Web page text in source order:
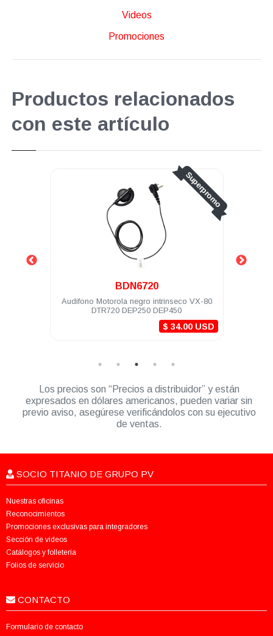
Videos
Promociones
Productos relacionados
con este artículo
Superpromo
BDN6720
Audifono Motorola negro intrinseco VX-80
DTR720 DEP250 DEP450
$ 34.00 USD
Los precios son “Precios a distribuidor” y están
expresados en dólares americanos, pueden variar sin
previo aviso, asegúrese verificándolos con su ejecutivo
de ventas.
SOCIO TITANIO DE GRUPO PV
Nuestras oficinas
Reconocimientos
Promociones exclusivas para integradores
Sección de videos
Catálogos y folletería
Folios de servicio
CONTACTO
Formulario de contacto